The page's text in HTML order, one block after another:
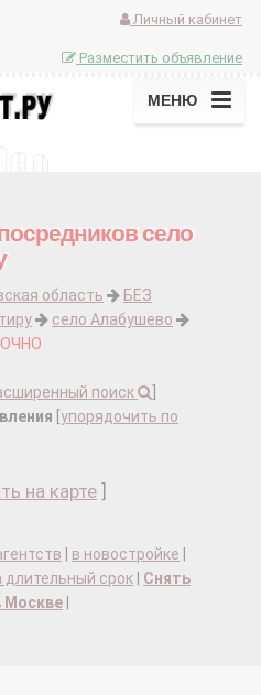
Личный кабинет
Разместить объявление
МЕНЮ
село
область
БЕЗ
село Алабушево
поиск
упорядочить по
на карте
в новостройке
длительный срок
Снять
Москве